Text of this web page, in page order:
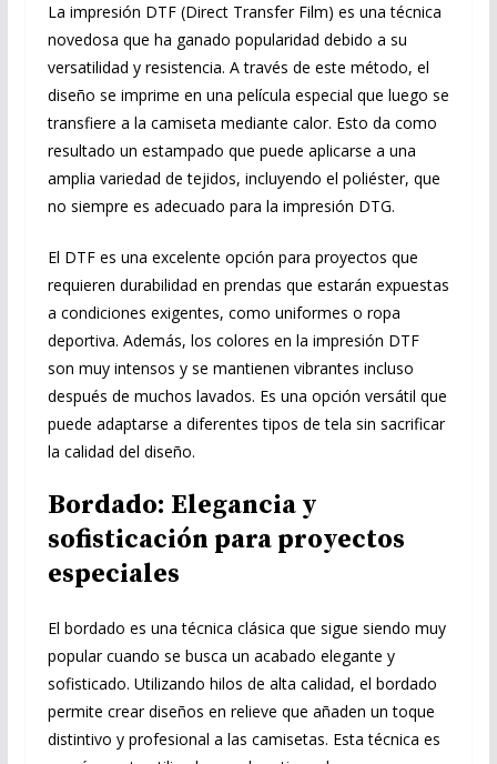
La impresión DTF (Direct Transfer Film) es una técnica
novedosa que ha ganado popularidad debido a su
versatilidad y resistencia. A través de este método, el
diseño se imprime en una película especial que luego se
transfiere a la camiseta mediante calor. Esto da como
resultado un estampado que puede aplicarse a una
amplia variedad de tejidos, incluyendo el poliéster, que
no siempre es adecuado para la impresión DTG.
El DTF es una excelente opción para proyectos que
requieren durabilidad en prendas que estarán expuestas
a condiciones exigentes, como uniformes o ropa
deportiva. Además, los colores en la impresión DTF
son muy intensos y se mantienen vibrantes incluso
después de muchos lavados. Es una opción versátil que
puede adaptarse a diferentes tipos de tela sin sacrificar
la calidad del diseño.
Bordado: Elegancia y
sofisticación para proyectos
especiales
El bordado es una técnica clásica que sigue siendo muy
popular cuando se busca un acabado elegante y
sofisticado. Utilizando hilos de alta calidad, el bordado
permite crear diseños en relieve que añaden un toque
distintivo y profesional a las camisetas. Esta técnica es